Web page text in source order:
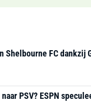
Shelbourne FC dankzij
PSV? ESPN